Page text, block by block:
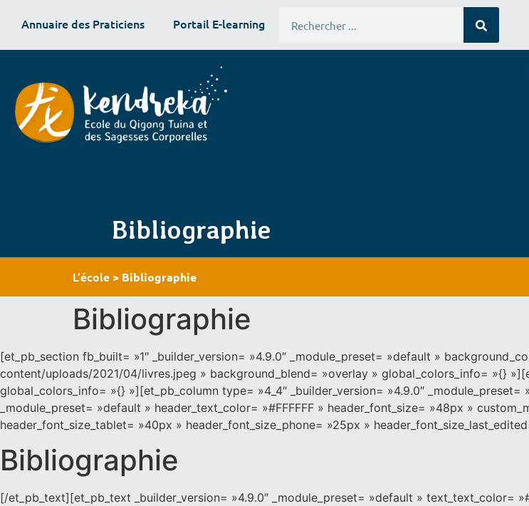
Annuaire des Praticiens Portail E-learning
Bibliographie
L'école > Bibliographie
Bibliographie
[et_pb_section fb_built= »1″ _builder_version= »4.9.0″ _module_preset= »default »
content/uploads/2021/04/livres.jpeg » background_blend= »overlay » global_colors_info= »{}
global_colors_info= »{} »][et_pb_column type= »4_4″ _builder_version= »4.9.0″
_module_preset= »default » header_text_color= »#FFFFFF » header_font_size= »48px »
header_font_size_tablet= »40px » header_font_size_phone= »25px »
Bibliographie
[/et_pb_text][et_pb_text _builder_version= »4.9.0″ _module_preset= »default » text_text_color=